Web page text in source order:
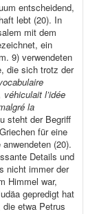
entscheidend,
lebt (20). In
mit dem
ein
9) verwendeten
die sich trotz der
l’idée
la
steht der Begriff
für eine
(20).
Details und
nicht immer der
Himmel war,
gepredigt hat
etwa Petrus